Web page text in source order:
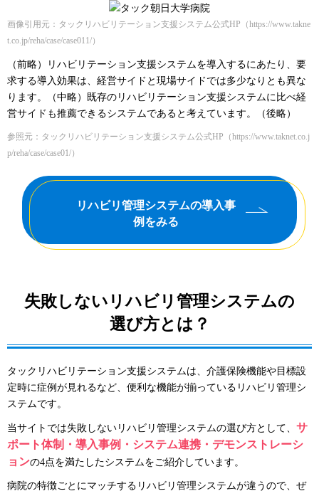
画像引用元：タックリハビリテーション支援システム公式HP （https://www.takne
t.co.jp/reha/case/case011/）
（前略）リハビリテーション支援システムを導入するにあたり、要
求する導入効果は、経営サイドと現場サイドでは多少なりとも異な
ります。（中略）既存のリハビリテーション支援システムに比べ経
営サイドも推薦できるシステムであると考えています。（後略）
参照元：タックリハビリテーション支援システム公式HP （https://www.taknet.co.j
p/reha/case/case01/）
リハビリ管理システムの導入事
例をみる
失敗しないリハビリ管理システムの
選び方とは？
タックリハビリテーション支援システムは、介護保険機能や目標設
定時に症例が見れるなど、便利な機能が揃っているリハビリ管理シ
ステムです。
当サイトでは失敗しないリハビリ管理システムの選び方として、 サ
ポート体制・導入事例・システム連携・デモンストレーシ
ョンの4点を満たしたシステムをご紹介しています。
病院の特徴ごとにマッチするリハビリ管理システムが違うので、ぜ